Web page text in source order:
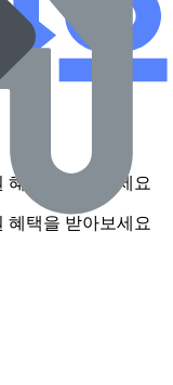
혜택을 받아보세요
혜택을 받아보세요